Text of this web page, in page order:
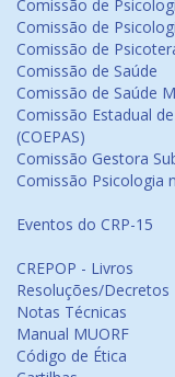
Comissão de
Comissão de
Comissão de
Comissão de Saúde
Comissão de Saúde
Comissão Estadual
(COEPAS)
Comissão Gestora
Comissão Psicologia
Eventos do CRP-15
CREPOP - Livros
Resoluções/Decretos
Notas Técnicas
Manual MUORF
Código de Ética